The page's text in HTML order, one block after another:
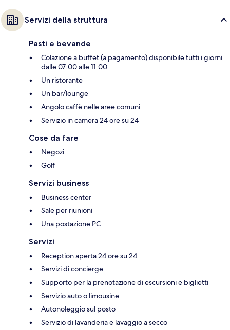
Servizi della struttura
Pasti e bevande
Colazione a buffet (a pagamento) disponibile tutti i giorni
dalle 07:00 alle 11:00
Un ristorante
Un bar/lounge
Angolo caffè nelle aree comuni
Servizio in camera 24 ore su 24
Cose da fare
Negozi
Golf
Servizi business
Business center
Sale per riunioni
Una postazione PC
Servizi
Reception aperta 24 ore su 24
Servizi di concierge
Supporto per la prenotazione di escursioni e biglietti
Servizio auto o limousine
Autonoleggio sul posto
Servizio di lavanderia e lavaggio a secco